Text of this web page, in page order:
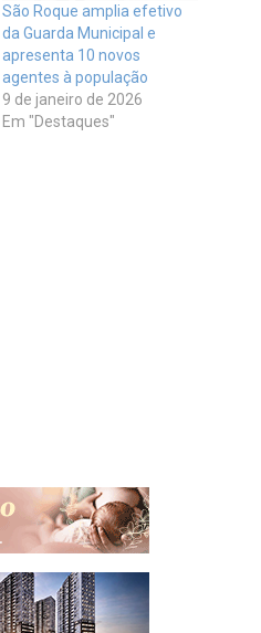
São Roque amplia efetivo
da Guarda Municipal e
apresenta 10 novos
agentes à população
9 de janeiro de 2026
Em "Destaques"